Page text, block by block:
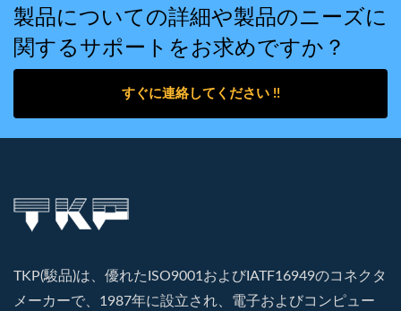
製品についての詳細や製品のニーズに
関するサポートをお求めですか？
すぐに連絡してください !!
TKP(駿品)は、優れたISO9001およびIATF16949のコネクタ
メーカーで、1987年に設立され、電子およびコンピュー